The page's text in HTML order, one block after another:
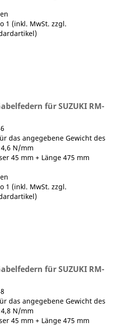
1 (inkl. MwSt. zzgl.
)
für SUZUKI RM-
das angegebene Gewicht des
N/mm
45 mm + Länge 475 mm
1 (inkl. MwSt. zzgl.
)
für SUZUKI RM-
das angegebene Gewicht des
N/mm
45 mm + Länge 475 mm